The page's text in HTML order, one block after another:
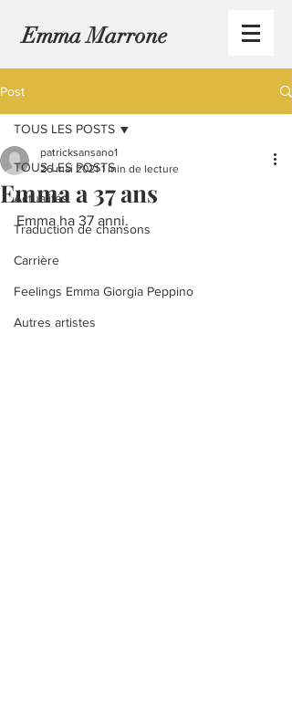
Emma Marrone
Post
TOUS LES POSTS
Actualités
Traduction de chansons
Carrière
Feelings Emma Giorgia Peppino
Autres artistes
TOUS LES POSTS
Emma a 37 ans
patricksansano1
26 mai 2021 1 min de lecture
Emma ha 37 anni.